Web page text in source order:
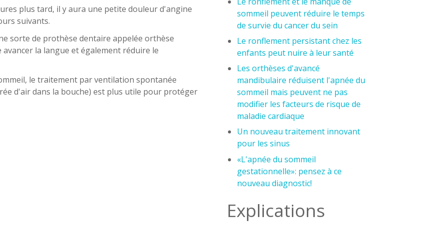
plus tard, il y aura une petite douleur d'angine
suivants.
sorte de prothèse dentaire appelée orthèse
la langue et également réduire le
le traitement par ventilation spontanée
d'air dans la bouche) est plus utile pour protéger
sommeil peuvent réduire le temps
de survie du cancer du sein
Le ronflement persistant chez les
enfants peut nuire à leur santé
Les orthèses d'avancé
mandibulaire réduisent l'apnée du
sommeil mais peuvent ne pas
modifier les facteurs de risque de
maladie cardiaque
Un nouveau traitement innovant
pour les sinus
«L'apnée du sommeil
gestationnelle»: pensez à ce
nouveau diagnostic!
Explications